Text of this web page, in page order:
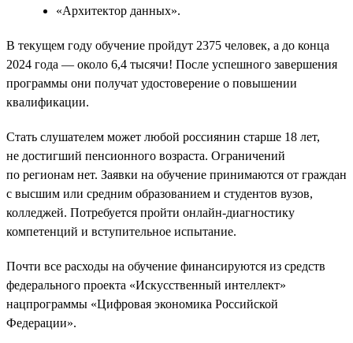
«Архитектор данных».
В текущем году обучение пройдут 2375 человек, а до конца
2024 года — около 6,4 тысячи! После успешного завершения
программы они получат удостоверение о повышении
квалификации.
Стать слушателем может любой россиянин старше 18 лет,
не достигший пенсионного возраста. Ограничений
по регионам нет. Заявки на обучение принимаются от граждан
с высшим или средним образованием и студентов вузов,
колледжей. Потребуется пройти онлайн-диагностику
компетенций и вступительное испытание.
Почти все расходы на обучение финансируются из средств
федерального проекта «Искусственный интеллект»
нацпрограммы «Цифровая экономика Российской
Федерации».